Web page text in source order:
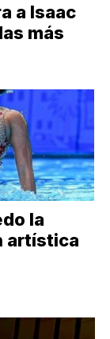
a Isaac
más
la
artística